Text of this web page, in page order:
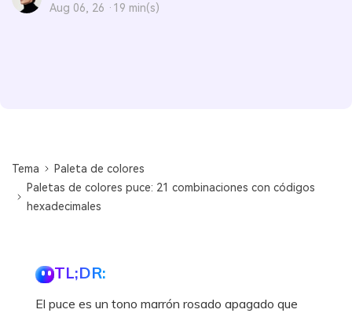
Aug 06, 26 · 19 min(s)
Tema
Paleta de colores
Paletas de colores puce: 21 combinaciones con códigos
hexadecimales
TL;DR:
El puce es un tono marrón rosado apagado que